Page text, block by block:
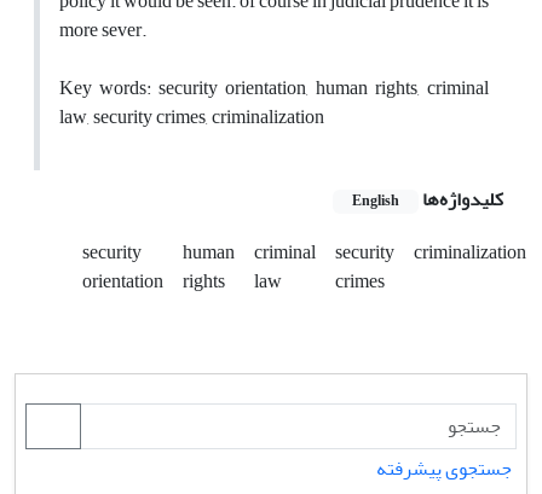
more sever.
Key words: security orientation, human rights, criminal
law, security crimes, criminalization
کلیدواژه‌ها English
security
orientation
human
rights
criminal
law
security
crimes
criminalization
جستجوی پیشرفته